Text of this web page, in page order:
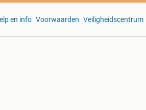
en info Voorwaarden Veiligheidscentrum